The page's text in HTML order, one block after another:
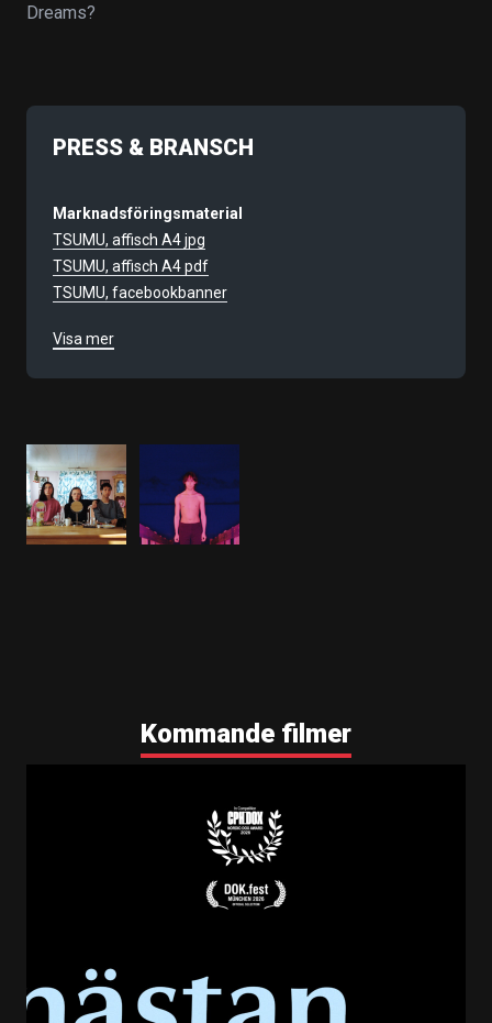
Dreams?
PRESS & BRANSCH
Marknadsföringsmaterial
TSUMU, affisch A4 jpg
TSUMU, affisch A4 pdf
TSUMU, facebookbanner
TSUMU, instagram 2
Filmnummer
Visa mer
Kommande filmer